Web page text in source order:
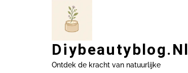
Diybeautyblog.nl
Ontdek de kracht van natuurlijke